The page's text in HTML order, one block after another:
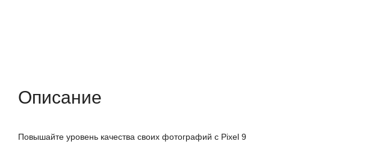
Описание
Повышайте уровень качества своих фотографий с Pixel 9